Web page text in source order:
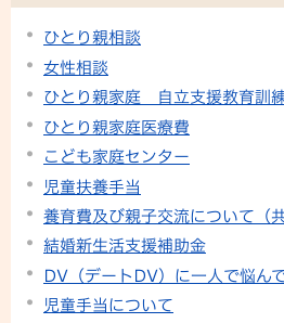
ひとり親相談
女性相談
ひとり親家庭 自立支援教育訓
ひとり親家庭医療費
こども家庭センター
児童扶養手当
養育費及び親子交流について（
結婚新生活支援補助金
DV（デートDV）に一人で悩ん
児童手当について